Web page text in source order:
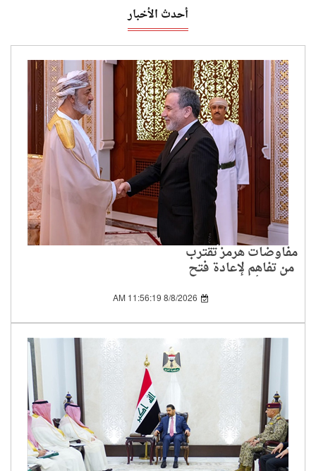
أحدث الأخبار
مفاوضات هرمز تقترب
من تفاهم لإعادة فتح
الممر أمام الملاحة
8/8/2026 11:56:19 AM